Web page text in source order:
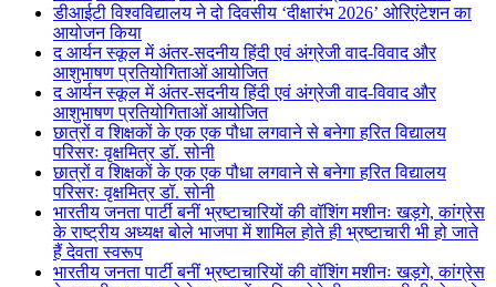
डीआईटी विश्वविद्यालय ने दो दिवसीय ‘दीक्षारंभ 2026’ ओरिएंटेशन का
आयोजन किया
द आर्यन स्कूल में अंतर-सदनीय हिंदी एवं अंग्रेजी वाद-विवाद और
आशुभाषण प्रतियोगिताओं आयोजित
द आर्यन स्कूल में अंतर-सदनीय हिंदी एवं अंग्रेजी वाद-विवाद और
आशुभाषण प्रतियोगिताओं आयोजित
छात्रों व शिक्षकों के एक एक पौधा लगवाने से बनेगा हरित विद्यालय
परिसरः वृक्षमित्र डॉ. सोनी
छात्रों व शिक्षकों के एक एक पौधा लगवाने से बनेगा हरित विद्यालय
परिसरः वृक्षमित्र डॉ. सोनी
भारतीय जनता पार्टी बनीं भ्रष्टाचारियों की वॉशिंग मशीनः खड़गे, कांग्रेस
के राष्ट्रीय अध्यक्ष बोले भाजपा में शामिल होते ही भ्रष्टाचारी भी हो जाते
हैं देवता स्वरूप
भारतीय जनता पार्टी बनीं भ्रष्टाचारियों की वॉशिंग मशीनः खड़गे, कांग्रेस